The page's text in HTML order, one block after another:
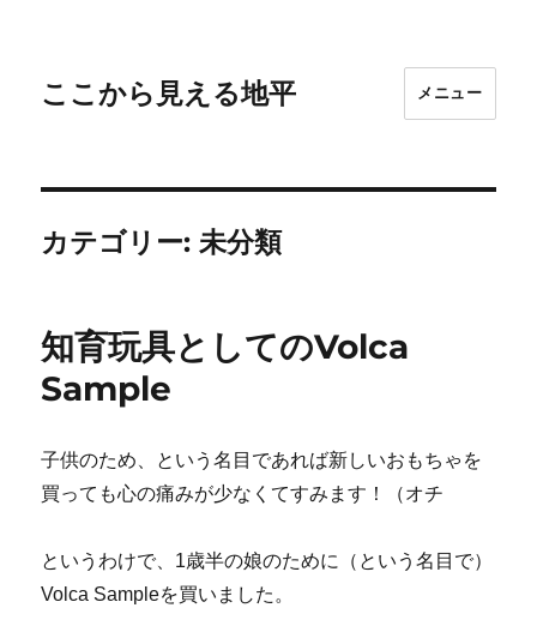
ここから見える地平 メニュー
カテゴリー:未分類
知育玩具としてのVolca
Sample
子供のため、という名目であれば新しいおもちゃを
買っても心の痛みが少なくてすみます！（オチ
というわけで、1歳半の娘のために（という名目で）
Volca Sampleを買いました。